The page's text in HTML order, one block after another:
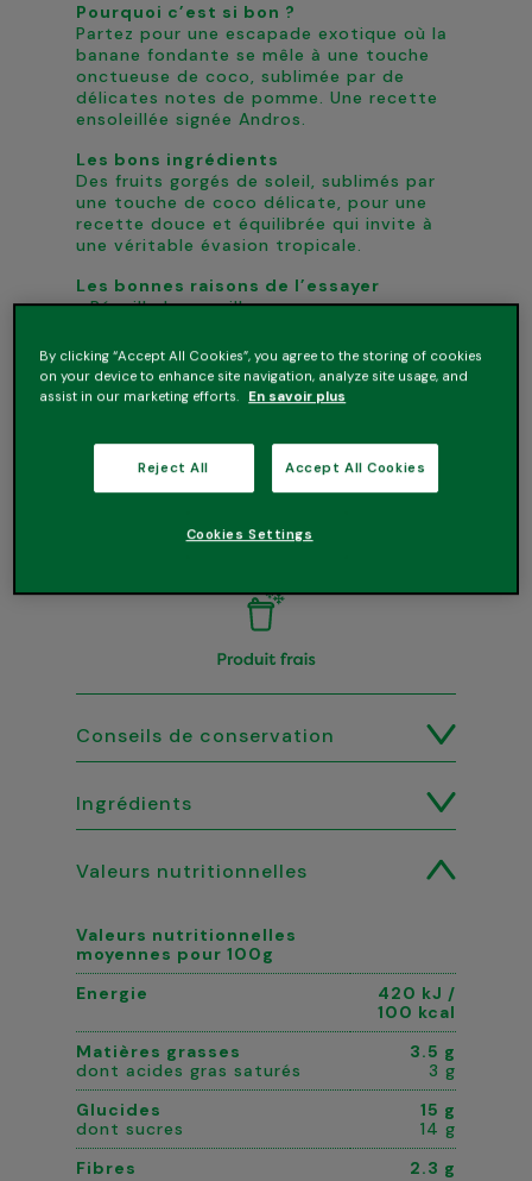
Pourquoi c’est si bon ? ​
Partez pour une escapade exotique où la
banane fondante se mêle à une touche
onctueuse de coco, sublimée par de
délicates notes de pomme. Une recette
ensoleillée signée Andros.
Les bons ingrédients
Des fruits gorgés de soleil, sublimés par
une touche de coco délicate, pour une
recette douce et équilibrée qui invite à
une véritable évasion tropicale.
Les bonnes raisons de l’essayer ​
• Réveille les papilles
• Pots individuels pratiques
Déguster un pot Andros équivaut à
manger l’un des 5 fruits et légumes
Conseils de conservation
Ingrédients
Valeurs nutritionnelles
Valeurs nutritionnelles
moyennes pour 100g
Energie
420 kJ /
100 kcal
Matières grasses
dont acides gras saturés
3.5 g
3 g
Glucides
dont sucres
15 g
14 g
Fibres
2.3 g
By clicking “Accept All Cookies”, you agree to the storing of cookies
on your device to enhance site navigation, analyze site usage, and
assist in our marketing efforts. En savoir plus
Reject All Accept All Cookies
Cookies Settings